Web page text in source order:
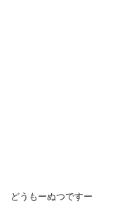
どうもーぬつですー